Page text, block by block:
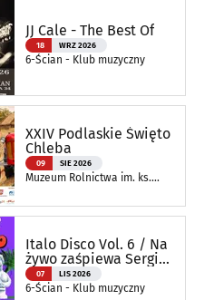
JJ Cale - The Best Of
18 WRZ 2026
6-Ścian - Klub muzyczny
XXIV Podlaskie Święto
Chleba
09 SIE 2026
Muzeum Rolnictwa im. ks.
Ciechanowcu
Italo Disco Vol. 6 / Na
żywo zaśpiewa Sergio
Bettas
07 LIS 2026
6-Ścian - Klub muzyczny